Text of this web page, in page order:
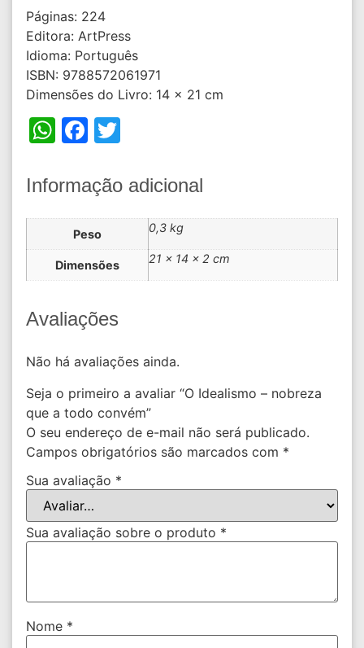
Páginas: 224
Editora: ArtPress
Idioma: Português
ISBN: 9788572061971
Dimensões do Livro: 14 x 21 cm
WhatsApp
Facebook
Twitter
Informação adicional
Peso 0,3 kg
Dimensões 21 × 14 × 2 cm
Avaliações
Não há avaliações ainda.
Seja o primeiro a avaliar “O Idealismo – nobreza
que a todo convém”
O seu endereço de e-mail não será publicado.
Campos obrigatórios são marcados com *
Sua avaliação *
Sua avaliação sobre o produto *
Nome *